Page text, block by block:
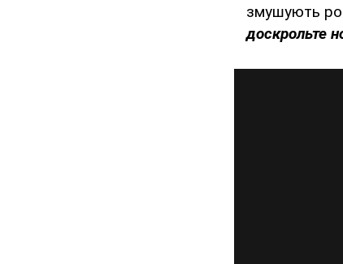
змушують
доскрольте